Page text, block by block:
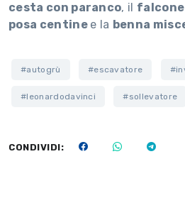
cesta con paranco, il
posa centine e la benna
#autogrù #escavatore
#leonardodavinci #sollevatore
CONDIVIDI: